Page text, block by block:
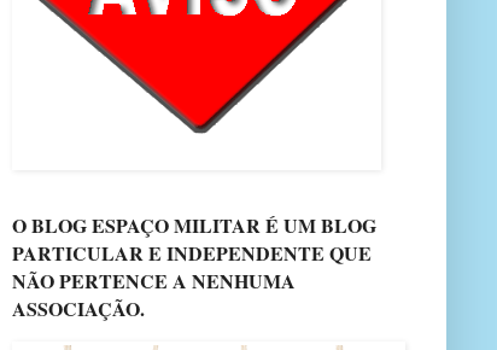
O BLOG ESPAÇO MILITAR É UM BLOG
PARTICULAR E INDEPENDENTE QUE
NÃO PERTENCE A NENHUMA
ASSOCIAÇÃO.